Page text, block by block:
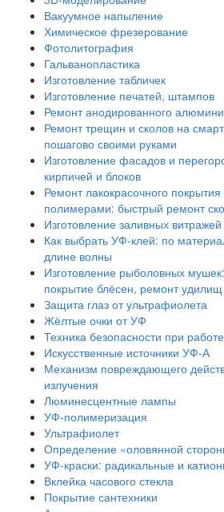
Вакуумное напыление
Химическое фрезерование
Фотолитография
Гальванопластика
Изготовление табличек
Изготовление печатей, штампов
Ремонт анодированного
Ремонт трещин и сколов на
пошагово своими руками
Изготовление фасадов и
кирпичей и блоков
Ремонт лакокрасочного
полимерами: быстрый ремонт
Изготовление заливных
Как выбрать УФ-клей: по
длине волны
Изготовление рыболовных
покрытие блёсен, ремонт удилищ
Защита глаз от ультрафиолета
Жёлтые очки от УФ
Техника безопасности при
Искусственные источники УФ-А
Механизм повреждающего
излучения
Люминесцентные лампы
УФ-полимеризация
Ультрафиолет
Определение «оловянной
УФ-краски: радикальные и
Вклейка часового стекла
Покрытие сантехники